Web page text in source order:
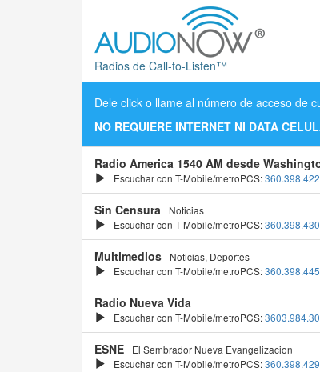
Radios de Call-to-Listen™
Dele click o llame al número de acceso de
NO REQUIERE INTERNET NI DATA
Radio America 1540 AM desde
Escuchar con T-Mobile/metroPCS:
Sin Censura
Noticias
Escuchar con T-Mobile/metroPCS:
Multimedios
Noticias, Deportes
Escuchar con T-Mobile/metroPCS:
Radio Nueva Vida
Escuchar con T-Mobile/metroPCS:
ESNE
El Sembrador Nueva Evangelizacion
Escuchar con T-Mobile/metroPCS: